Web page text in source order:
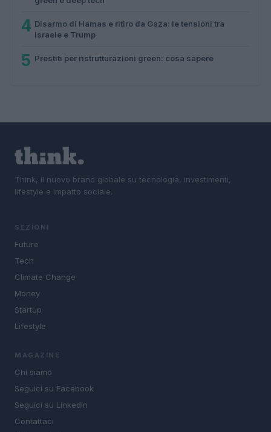
4 Disarmo di Hamas e ritiro da Gaza: le tensioni tra
Israele e Trump
5 Prestiti per ristrutturazioni green: cosa sapere
Think, il nuovo brand globale su tecnologia, investimenti,
lifestyle e impatto sociale.
SEZIONI
Future
Tech
Climate Change
Money
Startup
Lifestyle
MAGAZINE
Chi siamo
Seguici su Facebook
Seguici su Linkedin
Contattaci